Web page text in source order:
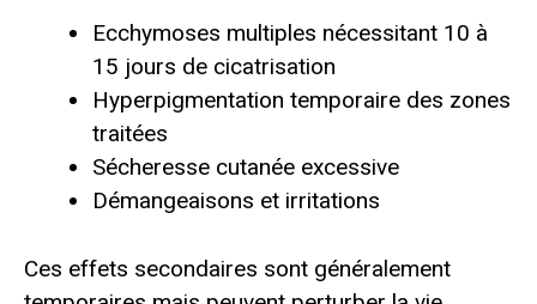
Ecchymoses multiples nécessitant 10 à
15 jours de cicatrisation
Hyperpigmentation temporaire des zones
traitées
Sécheresse cutanée excessive
Démangeaisons et irritations
Ces effets secondaires sont généralement